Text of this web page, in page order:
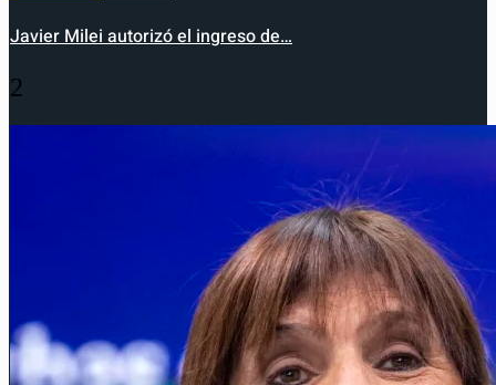
Javier Milei autorizó el ingreso de…
2